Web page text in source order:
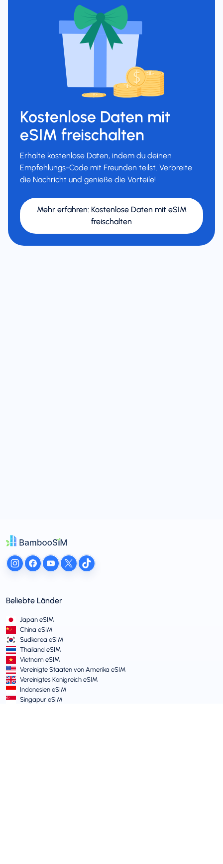
Kostenlose Daten mit
eSIM freischalten
Erhalte kostenlose Daten, indem du deinen
Empfehlungs-Code mit Freunden teilst. Verbreite
die Nachricht und genieße die Vorteile!
Mehr erfahren: Kostenlose Daten mit eSIM
freischalten
Beliebte Länder
Japan eSIM
China eSIM
Südkorea eSIM
Thailand eSIM
Vietnam eSIM
Vereinigte Staaten von Amerika eSIM
Vereinigtes Königreich eSIM
Indonesien eSIM
Singapur eSIM